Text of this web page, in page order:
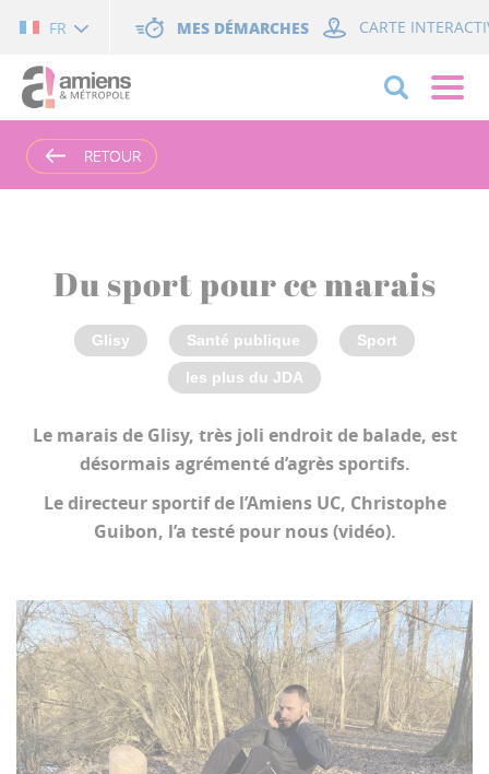
FR MES DÉMARCHES CARTE
RETOUR
RETOUR
Du sport pour ce marais
Glisy Santé publique Sport
les plus du JDA
Le marais de Glisy, très joli endroit de balade, est
désormais agrémenté d’agrès sportifs.
Le directeur sportif de l’Amiens UC, Christophe
Guibon, l’a testé pour nous (vidéo).